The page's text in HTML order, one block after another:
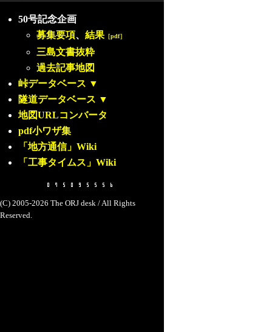
50号記念企画
募集要項、 結果 ［pdf］
三島文書抜粋
過去記事地図
峠データベース ▼
隧道データベース ▼
地図URLコンバータ
pdf小ワザ集
「地方通信」Wiki
「工事タイムス」Wiki
(C) 2005-2026 The ORJ desk / All Rights
Reserved.